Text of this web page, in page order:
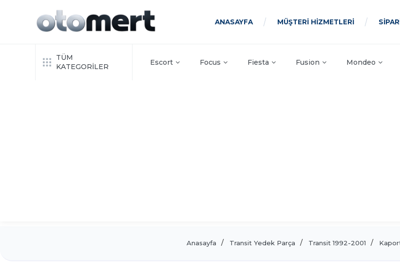
ANASAYFA MÜŞTERİ HİZMETLERİ
TÜM
KATEGORİLER
Escort Focus Fiesta Fusion Mondeo
Anasayfa Transit Yedek Parça Transit 1992-2001